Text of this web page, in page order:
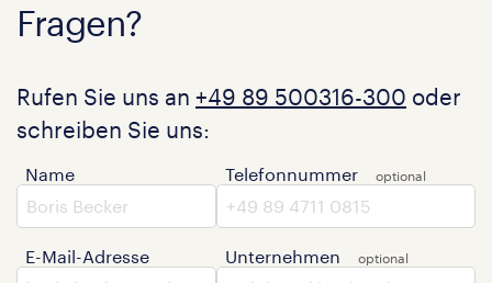
Fragen?
Rufen Sie uns an +49 89 500316-300 oder
schreiben Sie uns:
Name
E-Mail-Adresse
Telefonnummer
Unternehmen